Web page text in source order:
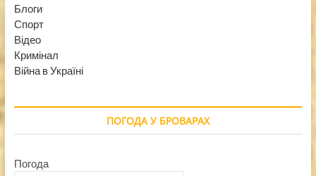
Блоги
Спорт
Відео
Кримінал
Війна в Україні
ПОГОДА У БРОВАРАХ
Погода